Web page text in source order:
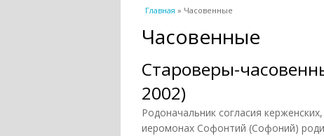
Вы здесь
Главная » Часовенные
Часовенные
Староверы-
2002)
Родоначальник согласия
иеромонах Софонтий (Софоний)